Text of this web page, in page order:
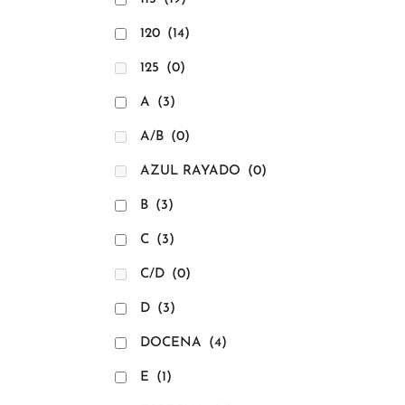
120 (14)
125 (0)
A (3)
A/B (0)
AZUL RAYADO (0)
B (3)
C (3)
C/D (0)
D (3)
DOCENA (4)
E (1)